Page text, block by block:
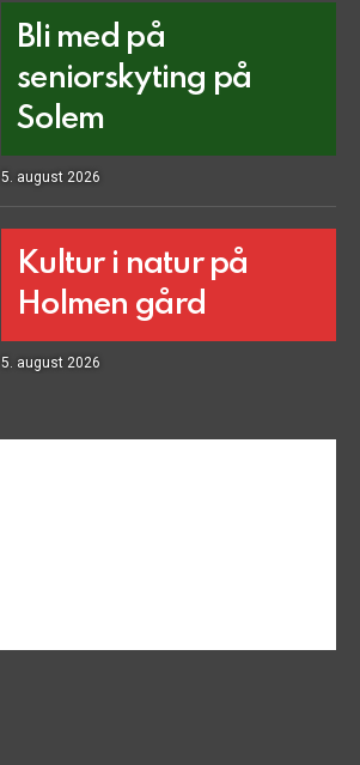
Bli med på
seniorskyting på
Solem
5. august 2026
Kultur i natur på
Holmen gård
5. august 2026